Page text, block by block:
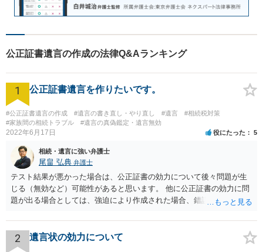
公正証書遺言の作成の法律Q&Aランキング
1 公正証書遺言を作りたいです。
#公正証書遺言の作成 #遺言の書き直し・やり直し #遺言
#相続税対策
#家族間の相続トラブル
#遺言の真偽鑑定・遺言無効
2022年6月17日 役にたった 5
相続・遺言に強い弁護士
尾畠 弘典 弁護士
テスト結果が悪かった場合は、公正証書の効力について後々問題が生
じる（無効など）可能性があると思います。 他に公正証書の効力に問
題が出る場合としては、強迫により作成された場合、錯誤（勘違い）
すが、弁護士に作成を依頼する場合は、１０～数十万円程度になるケ
ースが多いと思います。 報酬体系は、弁護士ごとに異なりますので一
律の基準はありません。
2 遺言状の効力について